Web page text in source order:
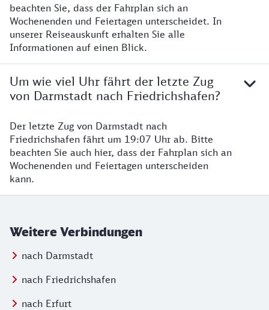
beachten Sie, dass der Fahrplan sich an
Wochenenden und Feiertagen unterscheidet. In
unserer Reiseauskunft erhalten Sie alle
Informationen auf einen Blick.
Um wie viel Uhr fährt der letzte Zug
von Darmstadt nach Friedrichshafen?
Der letzte Zug von Darmstadt nach
Friedrichshafen fährt um 19:07 Uhr ab. Bitte
beachten Sie auch hier, dass der Fahrplan sich an
Wochenenden und Feiertagen unterscheiden
kann.
Weitere Verbindungen
nach Darmstadt
nach Friedrichshafen
nach Erfurt